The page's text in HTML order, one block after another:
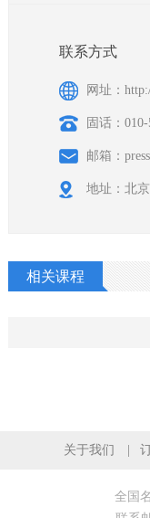
联系方式
网址：
固话：
邮箱：
地址：北
相关课程
关于我们
全国